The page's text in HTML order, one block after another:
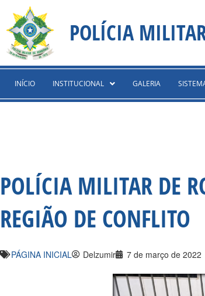
content
para
conteúdo
POLÍCIA
INÍCIO INSTITUCIONAL GALERIA
POLÍCIA MILITAR DE
REGIÃO DE CONFLITO
PÁGINA INICIAL Delzumir 7 de março de 2022